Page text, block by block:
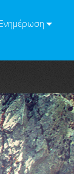
Ενημέρωση